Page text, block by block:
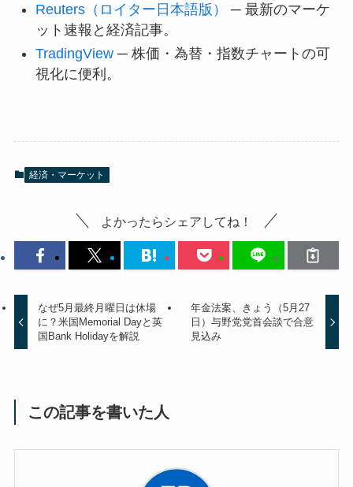
Reuters（ロイター日本語版）
─ 最新のマーケ
ット速報と経済記事。
TradingView─ 株価・為替・指数チャートの可
視化に便利。
経済・マーケット
よかったらシェアしてね！
なぜ5月最終月曜日は休場
に？米国Memorial Dayと英
国Bank Holidayを解説
年金法案、きょう（5月27
日）与野党党首会談で合意
見込み
この記事を書いた人